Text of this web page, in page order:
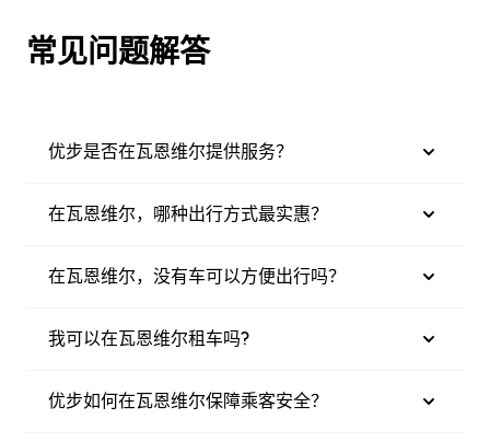
常见问题解答
优步是否在瓦恩维尔提供服务？
在瓦恩维尔，哪种出行方式最实惠？
在瓦恩维尔，没有车可以方便出行吗？
我可以在瓦恩维尔租车吗?
优步如何在瓦恩维尔保障乘客安全？